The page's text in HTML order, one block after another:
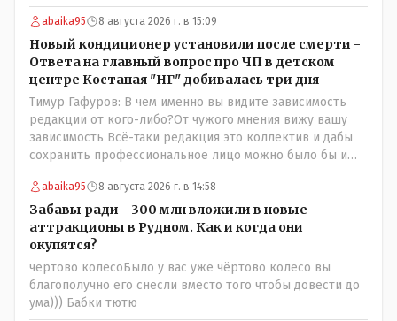
abaika95 8 августа 2026 г. в 15:09
Новый кондиционер установили после смерти -
Ответа на главный вопрос про ЧП в детском
центре Костаная "НГ" добивалась три дня
Тимур Гафуров: В чем именно вы видите зависимость
редакции от кого-либо?От чужого мнения вижу вашу
зависимость Всё-таки редакция это коллектив и дабы
сохранить профессиональное лицо можно было бы и
указать Общественному объединению на не
корректность высказываний о вас в том тоне в котором
была та публикация. Нет вы проглотили оскорбления и
побежали оправдываться Незнаю если бы моего
журналиста поносили на всю округу за его по сути
рабочую ошибку я бы его в обиду не дал. Да признать
ошибку но при этом и указать хейтерам их место как
мне кажется надо. А у вас как-то не получилось. В итоге
есть ощущение что вы не пятая власть а инструмент в
abaika95 8 августа 2026 г. в 14:58
Забавы ради - 300 млн вложили в новые
аттракционы в Рудном. Как и когда они
окупятся?
чертово колесоБыло у вас уже чёртово колесо вы
благополучно его снесли вместо того чтобы довести до
ума))) Бабки тютю